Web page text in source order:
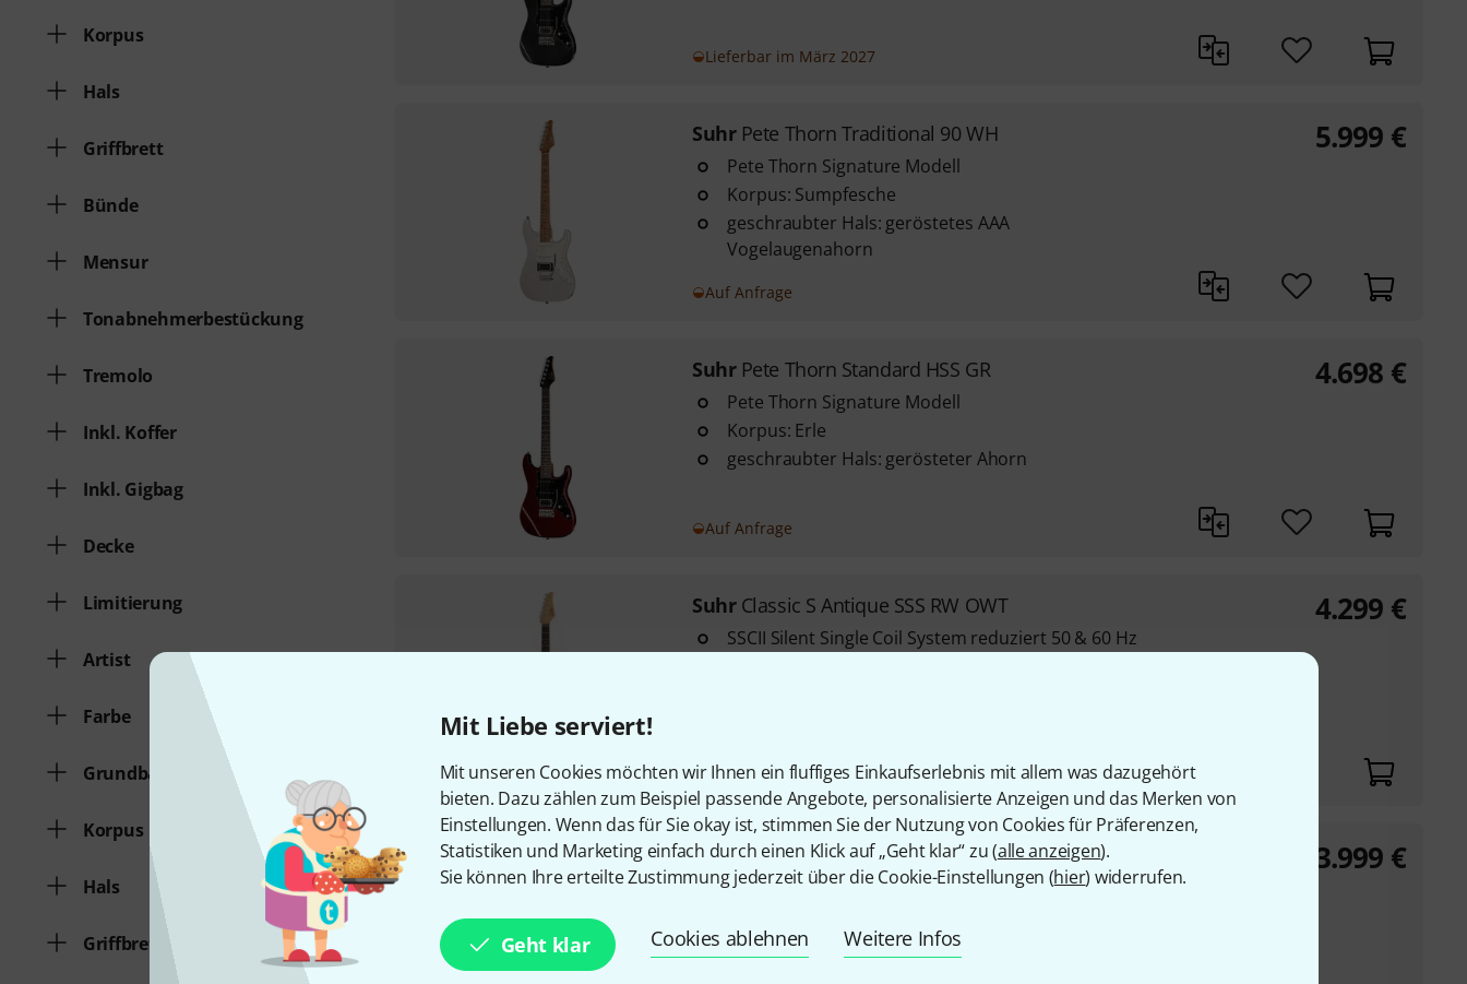
Mit Liebe serviert!
Mit unseren Cookies möchten wir Ihnen ein fluffiges Einkaufserlebnis mit allem was dazugehört
bieten. Dazu zählen zum Beispiel passende Angebote, personalisierte Anzeigen und das Merken von
Einstellungen. Wenn das für Sie okay ist, stimmen Sie der Nutzung von Cookies für Präferenzen,
Statistiken und Marketing einfach durch einen Klick auf „Geht klar“ zu (alle anzeigen).
Sie können Ihre erteilte Zustimmung jederzeit über die Cookie-Einstellungen (hier) widerrufen.
Geht klar Cookies ablehnen Weitere Infos
Korpus
Hals
Griffbrett
Bünde
Mensur
Tonabnehmerbestückung
Tremolo
Inkl. Koffer
Inkl. Gigbag
Decke
Limitierung
Artist
Farbe
Grundbauform
Korpus
Hals
Griffbrett
Lieferbar im März 2027
Suhr Pete Thorn Traditional 90 WH
Pete Thorn Signature Modell
Korpus: Sumpfesche
geschraubter Hals: geröstetes AAA
Vogelaugenahorn
Auf Anfrage
5.999 €
Suhr Pete Thorn Standard HSS GR
Pete Thorn Signature Modell
Korpus: Erle
geschraubter Hals: gerösteter Ahorn
Auf Anfrage
4.698 €
Suhr Classic S Antique SSS RW OWT
SSCII Silent Single Coil System reduziert 50 & 60 Hz
Lieferbar in mehreren Monaten
4.299 €
SuhrClassic S ST HSS RW OW
4
60 Hz Netzbrummen ohne Auswirkung auf den Ton
3.999 €